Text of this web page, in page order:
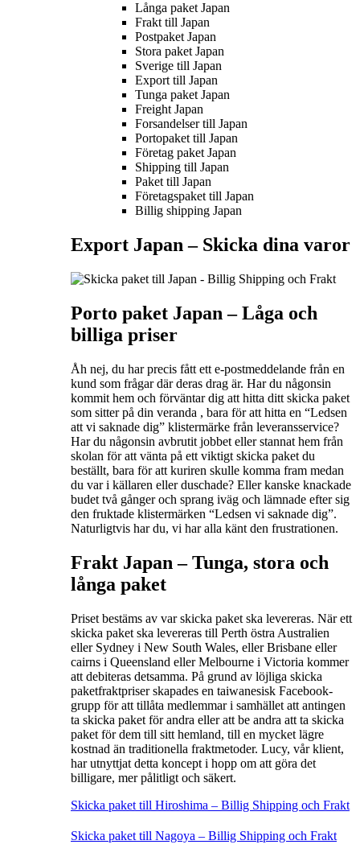
Långa paket Japan
Frakt till Japan
Postpaket Japan
Stora paket Japan
Sverige till Japan
Export till Japan
Tunga paket Japan
Freight Japan
Forsandelser till Japan
Portopaket till Japan
Företag paket Japan
Shipping till Japan
Paket till Japan
Företagspaket till Japan
Billig shipping Japan
Export Japan – Skicka dina varor
Porto paket Japan – Låga och
billiga priser
Åh nej, du har precis fått ett e-postmeddelande från en
kund som frågar där deras drag är. Har du någonsin
kommit hem och förväntar dig att hitta ditt skicka paket
som sitter på din veranda , bara för att hitta en “Ledsen
att vi saknade dig” klistermärke från leveransservice?
Har du någonsin avbrutit jobbet eller stannat hem från
skolan för att vänta på ett viktigt skicka paket du
beställt, bara för att kuriren skulle komma fram medan
du var i källaren eller duschade? Eller kanske knackade
budet två gånger och sprang iväg och lämnade efter sig
den fruktade klistermärken “Ledsen vi saknade dig”.
Naturligtvis har du, vi har alla känt den frustrationen.
Frakt Japan –Tunga, stora och
långa paket
Priset bestäms av var skicka paket ska levereras. När ett
skicka paket ska levereras till Perth östra Australien
eller Sydney i New South Wales, eller Brisbane eller
cairns i Queensland eller Melbourne i Victoria kommer
att debiteras detsamma. På grund av löjliga skicka
paketfraktpriser skapades en taiwanesisk Facebook-
grupp för att tillåta medlemmar i samhället att antingen
ta skicka paket för andra eller att be andra att ta skicka
paket för dem till sitt hemland, till en mycket lägre
kostnad än traditionella fraktmetoder. Lucy, vår klient,
har utnyttjat detta koncept i hopp om att göra det
billigare, mer pålitligt och säkert.
Skicka paket till Hiroshima – Billig Shipping och Frakt
Skicka paket till Nagoya – Billig Shipping och Frakt